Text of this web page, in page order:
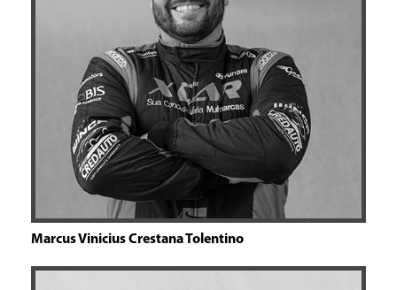
Marcus Vinicius Crestana Tolentino